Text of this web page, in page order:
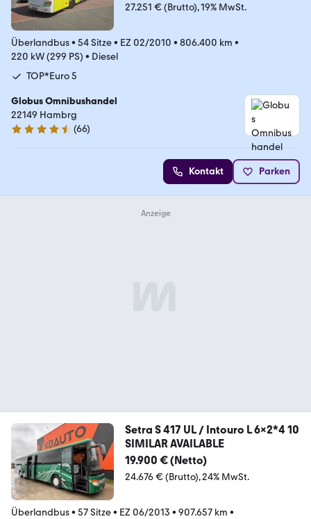
27.251 € (Brutto) 19% MwSt.
Überlandbus• 54 Sitze• EZ 02/2010 • 806.400 km •
220 kW (299 PS) • Diesel
TOP*Euro 5
Globus Omnibushandel
22149 Hambrg
4.4 Sterne
(66)
Kontakt Parken
Setra S 417 UL / Intouro L 6x2*4 10
SIMILAR AVAILABLE
19.900 € (Netto)
24.676 € (Brutto) 24% MwSt.
Überlandbus• 57 Sitze• EZ 06/2013 • 907.657 km •